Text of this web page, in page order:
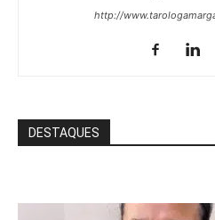
http://
DESTAQUES